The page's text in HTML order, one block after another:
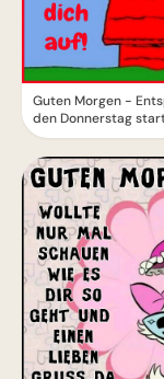
Guten Morgen -
den Donnerstag